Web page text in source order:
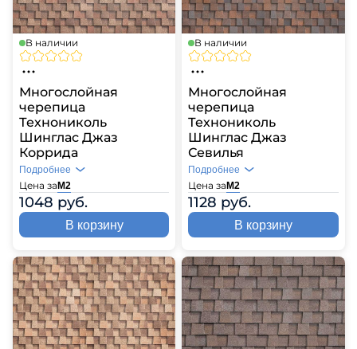
В наличии
Многослойная
черепица
Технониколь
Шинглас Джаз
Коррида
Цена за М2
1048 руб.
Подробнее
В корзину
В наличии
Многослойная
черепица
Технониколь
Шинглас Джаз
Севилья
Цена заМ2
1128 руб.
Подробнее
В корзину